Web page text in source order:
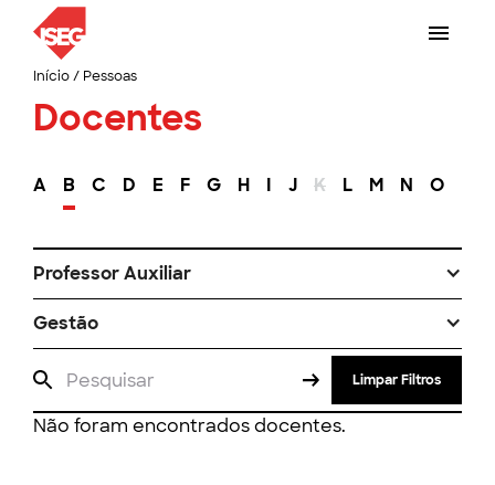
Início/ Pessoas
Docentes
A B C D E F G H I J K L M N O
Professor Auxiliar
Gestão
Limpar Filtros
Não foram encontrados docentes.